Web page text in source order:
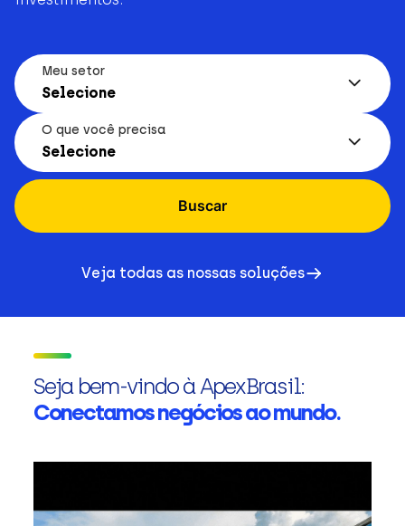
Meu setor
Selecione
O que você precisa
Selecione
Buscar
Veja todas as nossas soluções
Seja bem-vindo à ApexBrasil:
Conectamos negócios ao mundo.